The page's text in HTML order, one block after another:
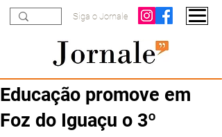
Siga o Jornale
Educação promove em
Foz do Iguaçu o 3º